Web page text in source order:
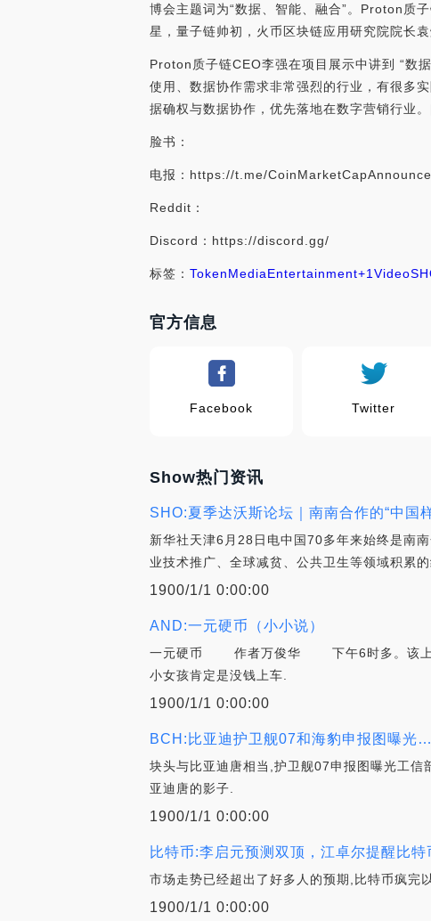
博会主题词为“数据、智能、融合”。Proton质
星，量子链帅初，火币区块链应用研究院院长
Proton质子链CEO李强在项目展示中讲到 “数
使用、数据协作需求非常强烈的行业，有很多
据确权与数据协作，优先落地在数字营销行业
脸书：
电报：https://t.me/
Reddit：
Discord：https://discord.gg/
标签： TokenMediaEntertainment+1 Video
官方信息
Facebook Twitter
Show热门资讯
SHO:夏季达沃斯论坛｜南南合作的“中国
新华社天津6月28日电中国70多年来始终是南
业技术推广、全球减贫、公共卫生等领域积累的
1900/1/1 0:00:00
AND:一元硬币（小小说）
一元硬币 作者万俊华 下午6时多。该上公
小女孩肯定是没钱上车.
1900/1/1 0:00:00
BCH:比亚迪护卫舰07和海豹申报图曝光
块头与比亚迪唐相当,护卫舰07申报图曝光工
亚迪唐的影子.
1900/1/1 0:00:00
比特币:李启元预测双顶，江卓尔提醒比
市场走势已经超出了好多人的预期,比特币疯完
1900/1/1 0:00:00